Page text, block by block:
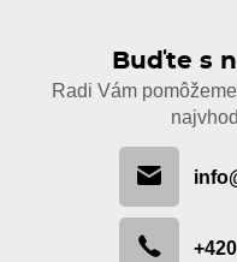
Buďte s
Radi Vám